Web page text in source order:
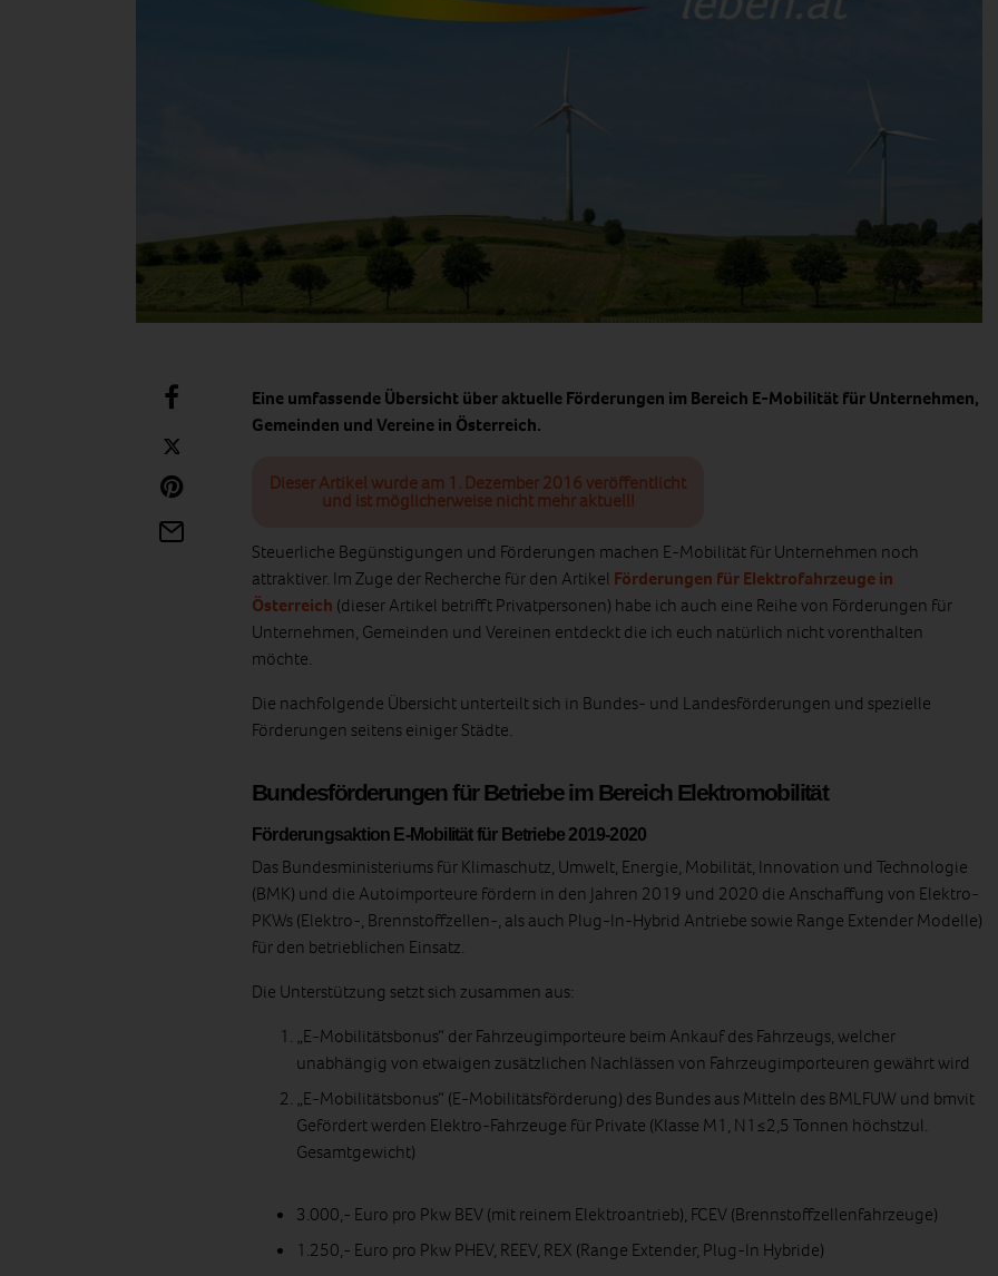
Eine umfassende Übersicht über aktuelle Förderungen im Bereich E-Mobilität für Unternehmen,
Gemeinden und Vereine in Österreich.
Dieser Artikel wurde am 1. Dezember 2016 veröffentlicht
und ist möglicherweise nicht mehr aktuell!
Steuerliche Begünstigungen und Förderungen machen E-Mobilität für Unternehmen noch
attraktiver. Im Zuge der Recherche für den Artikel Förderungen für Elektrofahrzeuge in
Österreich (dieser Artikel betrifft Privatpersonen) habe ich auch eine Reihe von Förderungen für
Unternehmen, Gemeinden und Vereinen entdeckt die ich euch natürlich nicht vorenthalten
möchte.
Die nachfolgende Übersicht unterteilt sich in Bundes- und Landesförderungen und spezielle
Förderungen seitens einiger Städte.
Bundesförderungen für Betriebe im Bereich Elektromobilität
Förderungsaktion E-Mobilität für Betriebe 2019-2020
Das Bundesministeriums für Klimaschutz, Umwelt, Energie, Mobilität, Innovation und Technologie
(BMK) und die Autoimporteure fördern in den Jahren 2019 und 2020 die Anschaffung von Elektro-
PKWs (Elektro-, Brennstoffzellen-, als auch Plug-In-Hybrid Antriebe sowie Range Extender Modelle)
für den betrieblichen Einsatz.
Die Unterstützung setzt sich zusammen aus:
„E-Mobilitätsbonus“ der Fahrzeugimporteure beim Ankauf des Fahrzeugs, welcher
unabhängig von etwaigen zusätzlichen Nachlässen von Fahrzeugimporteuren gewährt wird
„E-Mobilitätsbonus“ (E-Mobilitätsförderung) des Bundes aus Mitteln des BMLFUW und bmvit
Gefördert werden Elektro-Fahrzeuge für Private (Klasse M1, N1≤2,5 Tonnen höchstzul.
Gesamtgewicht)
3.000,- Euro pro Pkw BEV (mit reinem Elektroantrieb), FCEV (Brennstoffzellenfahrzeuge)
1.250,- Euro pro Pkw PHEV, REEV, REX (Range Extender, Plug-In Hybride)